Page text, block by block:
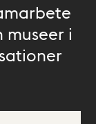
i